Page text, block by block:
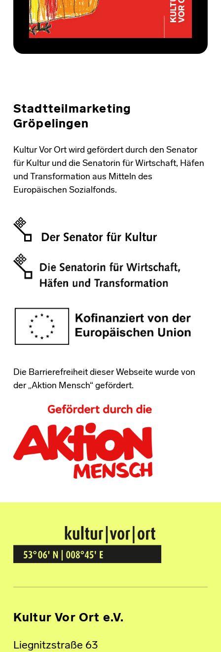
Stadtteilmarketing
Gröpelingen
Kultur Vor Ort wird gefördert durch den Senator
für Kultur und die Senatorin für Wirtschaft, Häfen
und Transformation aus Mitteln des
Europäischen Sozialfonds.
Die Barrierefreiheit dieser Webseite wurde von
der „Aktion Mensch“ gefördert.
Kultur Vor Ort
BREMEN GRÖPELINGEN
Kultur Vor Ort e.V.
Liegnitzstraße 63